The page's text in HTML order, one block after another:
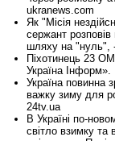
ukranews.com
Як "Місія
сержант
шляху на "нуль",
Піхотинець 23
Україна Інформ».
Україна повинна
важку зиму для
24tv.ua
В Україні по-
світло взимку та